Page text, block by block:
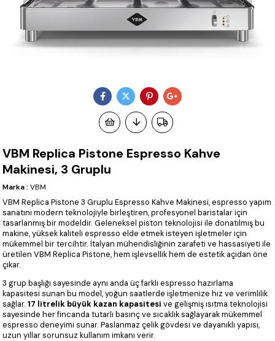
VBM Replica Pistone Espresso Kahve
Makinesi, 3 Gruplu
Marka : VBM
VBM Replica Pistone 3 Gruplu Espresso Kahve Makinesi, espresso yapım
sanatını modern teknolojiyle birleştiren, profesyonel baristalar için
tasarlanmış bir modeldir. Geleneksel piston teknolojisi ile donatılmış bu
makine, yüksek kaliteli espresso elde etmek isteyen işletmeler için
mükemmel bir tercihtir. İtalyan mühendisliğinin zarafeti ve hassasiyeti ile
üretilen VBM Replica Pistone, hem işlevsellik hem de estetik açıdan öne
çıkar.
3 grup başlığı sayesinde aynı anda üç farklı espresso hazırlama
kapasitesi sunan bu model, yoğun saatlerde işletmenize hız ve verimlilik
sağlar.17 litrelik büyük kazan kapasitesi ve gelişmiş ısıtma teknolojisi
sayesinde her fincanda tutarlı basınç ve sıcaklık sağlayarak mükemmel
espresso deneyimi sunar. Paslanmaz çelik gövdesi ve dayanıklı yapısı,
uzun yıllar sorunsuz kullanım imkanı verir.